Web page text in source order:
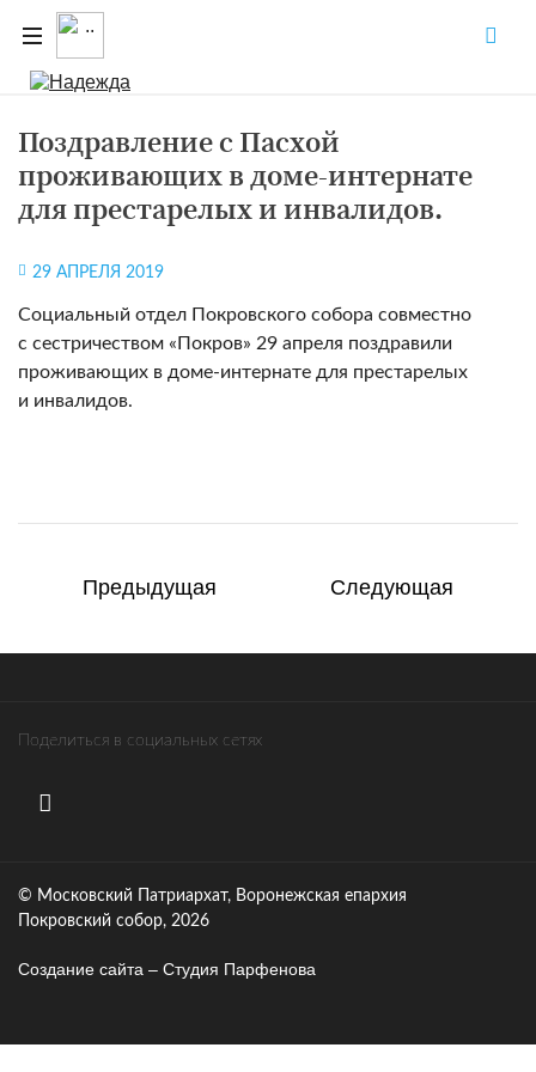
Поздравление с Пасхой
проживающих в доме-интернате
для престарелых и инвалидов.
29 АПРЕЛЯ 2019
Социальный отдел Покровского собора совместно
с сестричеством «Покров» 29 апреля поздравили
проживающих в доме-интернате для престарелых
и инвалидов.
Предыдущая Следующая
Поделиться в социальных сетях
© Московский Патриархат, Воронежcкая епархия
Покровский собор, 2026
Создание сайта – Cтудия Парфенова